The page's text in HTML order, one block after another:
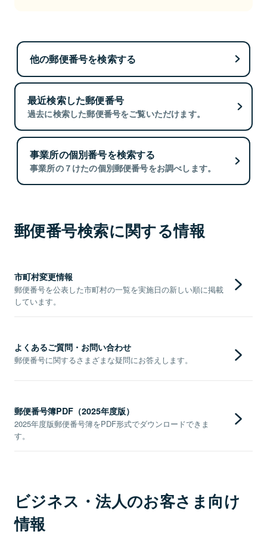
他の郵便番号を検索する
最近検索した郵便番号
過去に検索した郵便番号をご覧いただけます。
事業所の個別番号を検索する
事業所の７けたの個別郵便番号をお調べします。
郵便番号検索に関する情報
市町村変更情報
郵便番号を公表した市町村の一覧を実施日の新しい順に掲載
しています。
よくあるご質問・お問い合わせ
郵便番号に関するさまざまな疑問にお答えします。
郵便番号簿PDF（2025年度版）
2025年度版郵便番号簿をPDF形式でダウンロードできま
す。
ビジネス・法人のお客さま向け
情報